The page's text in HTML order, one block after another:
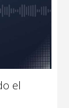
el